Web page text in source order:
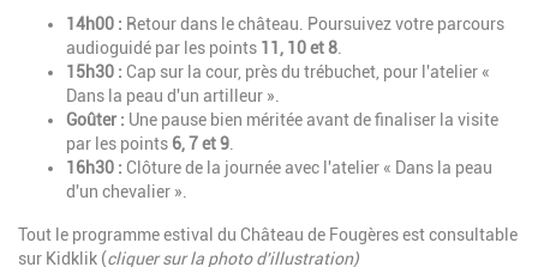
14h00 : Retour dans le château. Poursuivez votre parcours
audioguidé par les points 11, 10 et 8
15h30 : Cap sur la cour, près du trébuchet, pour l'atelier «
Dans la peau d'un artilleur ».
Goûter : Une pause bien méritée avant de finaliser la visite
par les points 6, 7 et 9
16h30 : Clôture de la journée avec l'atelier « Dans la peau
d'un chevalier ».
Tout le programme estival du Château de Fougères est consultable
sur Kidklik (cliquer sur la photo d'illustration)